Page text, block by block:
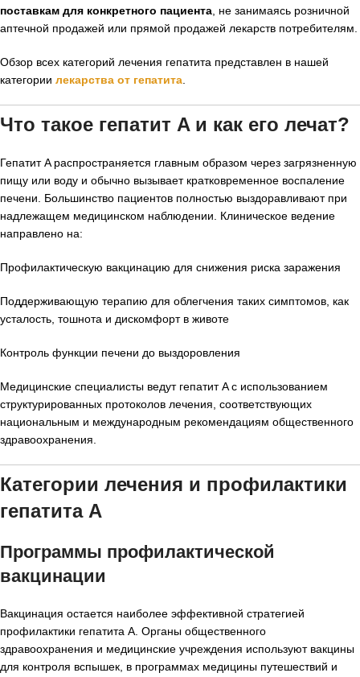
поставкам для конкретного пациента , не занимаясь розничной
аптечной продажей или прямой продажей лекарств потребителям.
Обзор всех категорий лечения гепатита представлен в нашей
категории лекарства от гепатита
Что такое гепатит A и как его лечат?
Гепатит A распространяется главным образом через загрязненную
пищу или воду и обычно вызывает кратковременное воспаление
печени. Большинство пациентов полностью выздоравливают при
надлежащем медицинском наблюдении. Клиническое ведение
направлено на:
Профилактическую вакцинацию для снижения риска заражения
Поддерживающую терапию для облегчения таких симптомов, как
усталость, тошнота и дискомфорт в животе
Контроль функции печени до выздоровления
Медицинские специалисты ведут гепатит A с использованием
структурированных протоколов лечения, соответствующих
национальным и международным рекомендациям общественного
здравоохранения.
Категории лечения и профилактики
гепатита A
Программы профилактической
вакцинации
Вакцинация остается наиболее эффективной стратегией
профилактики гепатита A. Органы общественного
здравоохранения и медицинские учреждения используют вакцины
для контроля вспышек, в программах медицины путешествий и